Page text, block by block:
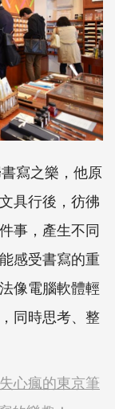
寫之樂，他原
具行後，彷彿
事，產生不同
感受書寫的重
像電腦軟體輕
同時思考、整
心瘋的東京筆